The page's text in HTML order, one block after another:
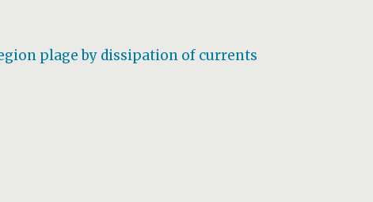
plage by dissipation of currents